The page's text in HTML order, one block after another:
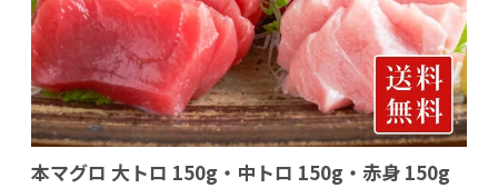
本マグロ 大トロ 150g・中トロ 150g・赤身 150g